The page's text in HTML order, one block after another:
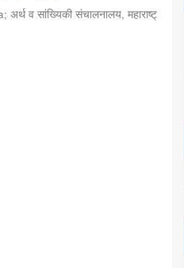
;अर्थ व सांख्यिकी संचालनालय, महाराष्ट्